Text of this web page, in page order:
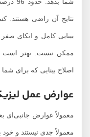
نتایج آن راضی هستند.
بینایی کامل و اتکای صفر به
ممکن نیست. بهتر است
اصلاح بینایی که برای شما
عوارض عمل
معمولاً عوارض جانبی‌ای بعد
معمولاً جدی نیستند و خود به